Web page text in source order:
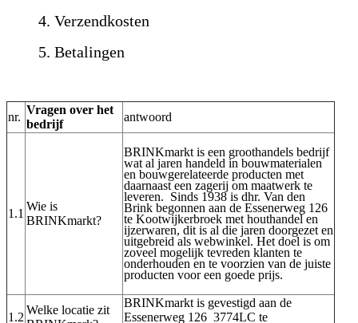
4. Verzendkosten
5. Betalingen
nr.
Vragen over het
bedrijf
antwoord
1.1
Wie is
BRINKmarkt?
BRINKmarkt is een groothandels bedrijf
wat al jaren handeld in bouwmaterialen
en bouwgerelateerde producten met
daarnaast een zagerij om maatwerk te
leveren. Sinds 1938 is dhr. Van den
Brink begonnen aan de Essenerweg 126
te Kootwijkerbroek met houthandel en
ijzerwaren, dit is al die jaren doorgezet en
uitgebreid als webwinkel. Het doel is om
zoveel mogelijk tevreden klanten te
onderhouden en te voorzien van de juiste
producten voor een goede prijs.
1.2
Welke locatie zit
BRINKmarkt is gevestigd aan de
Essenerweg 126 3774LC te